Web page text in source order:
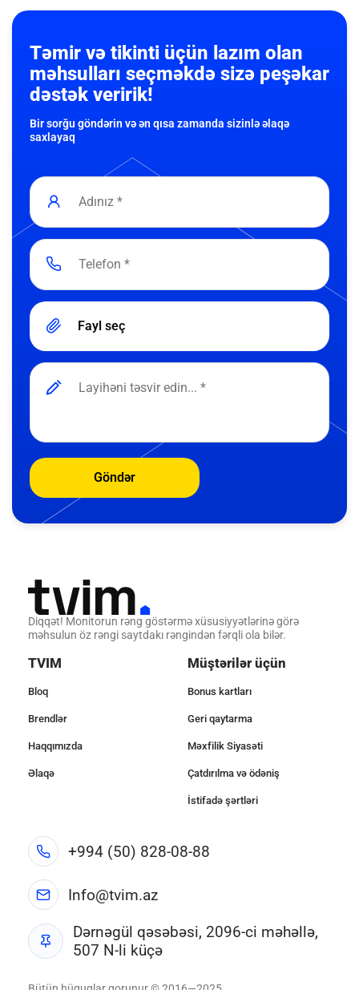
Təmir və tikinti üçün lazım olan
məhsulları seçməkdə sizə peşəkar
dəstək veririk!
Bir sorğu göndərin və ən qısa zamanda sizinlə əlaqə
saxlayaq
Fayl seç
Göndər
Diqqət! Monitorun rəng göstərmə xüsusiyyətlərinə görə
məhsulun öz rəngi saytdakı rəngindən fərqli ola bilər.
TVIM
Bloq
Brendlər
Haqqımızda
Əlaqə
Müştərilər üçün
Bonus kartları
Geri qaytarma
Məxfilik Siyasəti
Çatdırılma və ödəniş
İstifadə şərtləri
+994 (50) 828-08-88
Info@tvim.az
Dərnəgül qəsəbəsi, 2096-ci məhəllə,
507 N-li küçə